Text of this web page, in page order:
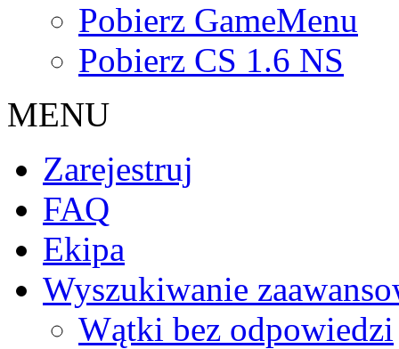
Pobierz GameMenu
Pobierz CS 1.6 NS
MENU
Zarejestruj
FAQ
Ekipa
Wyszukiwanie
Wątki bez odpowiedzi